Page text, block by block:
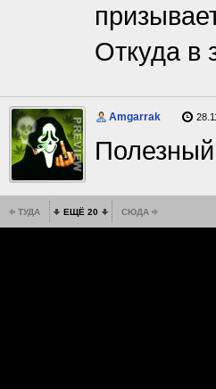
Откуда
Amgarrak
ТУДА ЕЩЁ 20 СЮДА